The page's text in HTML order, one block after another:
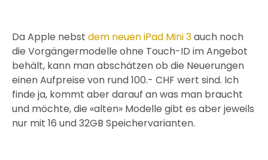
Da Apple nebst dem neuen iPad Mini 3auch noch
die Vorgängermodelle ohne Touch-ID im Angebot
behält, kann man abschätzen ob die Neuerungen
einen Aufpreise von rund 100.- CHF wert sind. Ich
finde ja, kommt aber darauf an was man braucht
und möchte, die «alten» Modelle gibt es aber jeweils
nur mit 16 und 32GB Speichervarianten.